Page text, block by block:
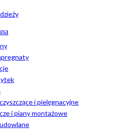
i pielęgnacyjne
i piany montażowe